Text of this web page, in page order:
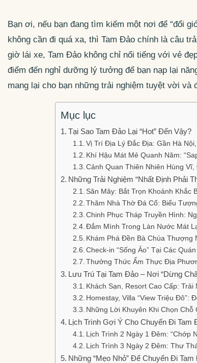
Bạn ơi, nếu bạn đang tìm kiếm một nơi để “đổi
không cần đi quá xa, thì Tam Đảo chính là câu
giờ lái xe, Tam Đảo không chỉ nổi tiếng với vẻ
điểm đến nghỉ dưỡng lý tưởng để bạn nạp lại
mang lại cho bạn những trải nghiệm tuyệt vời và
Mục lục
Tại Sao Tam Đảo Lại “Hot” Đến Vậy?
Vị Trí Địa Lý Đắc Địa: Gần Hà
Khí Hậu Mát Mẻ Quanh Năm:
Cảnh Quan Thiên Nhiên Hùng Vĩ,
Những Trải Nghiệm “Nhất Định Phải
Săn Mây: Bắt Trọn Khoảnh Khắc
Thăm Nhà Thờ Đá Cổ: Biểu
Chinh Phục Tháp Truyền Hình:
Đắm Mình Trong Làn Nước Mát
Khám Phá Đền Bà Chúa Thượng
Check-in “Sống Ảo” Tại Các
Thưởng Thức Ẩm Thực Địa
Lưu Trú Tại Tam Đảo – Nơi “Dừng
Khách Sạn, Resort Cao Cấp:
Homestay, Villa “View Triệu Đô”:
Những Lời Khuyên Khi Chọn Chỗ
Lịch Trình Gợi Ý Cho Chuyến Đi Tam
Lịch Trình 2 Ngày 1 Đêm: “Chớp
Lịch Trình 3 Ngày 2 Đêm: Thư
Những “Mẹo Nhỏ” Để Chuyến Đi